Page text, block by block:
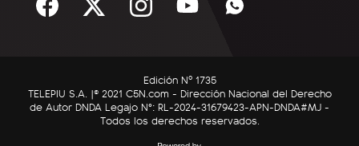
C5N Autos
RatingCero
Edición Nº 1735
TELEPIU S.A. |© 2021 C5N.com - Dirección Nacional del Derecho
de Autor DNDA Legajo N°: RL-2024-31679423-APN-DNDA#MJ -
Todos los derechos reservados.